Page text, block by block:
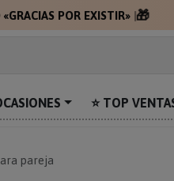
POR EXISTIR» 🎁
⭐ TOP
pareja